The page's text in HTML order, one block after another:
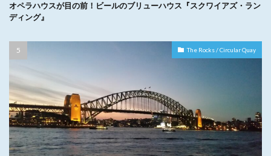
オペラハウスが目の前！ビールのブリューハウス『スクワイアズ・ラン
ディング』
The Rocks / Circular Quay